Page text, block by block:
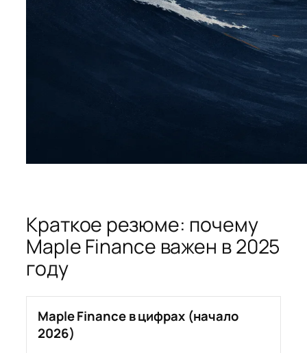
Краткое резюме: почему
Maple Finance важен в 2025
году
Maple Finance в цифрах (начало
2026)